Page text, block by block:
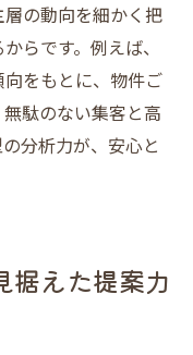
の動向を細かく把
らです。例えば、
をもとに、物件ご
駄のない集客と高
分析力が、安心と
据えた提案力